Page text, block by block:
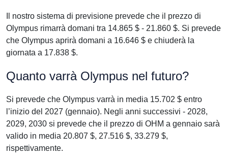
Il nostro sistema di previsione prevede che il prezzo di
Olympus rimarrà domani tra 14.865 $ - 21.860 $. Si prevede
che Olympus aprirà domani a 16.646 $ e chiuderà la
giornata a 17.838 $.
Quanto varrà Olympus nel futuro?
Si prevede che Olympus varrà in media 15.702 $ entro
l’inizio del 2027 (gennaio). Negli anni successivi - 2028,
2029, 2030 si prevede che il prezzo di OHM a gennaio sarà
valido in media 20.807 $, 27.516 $, 33.279 $,
rispettivamente.